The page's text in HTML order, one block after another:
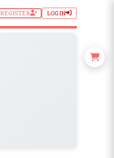
REGISTER LOGIN